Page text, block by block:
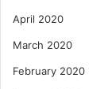
April 2020
March 2020
February 2020